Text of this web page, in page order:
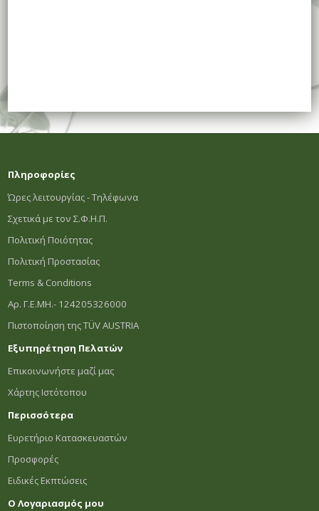
Πληροφορίες
Ώρες λειτουργίας - Τηλέφωνα
Σχετικά με τον Σ.Φ.Η.Π.
Πολιτική Ποιότητας
Πολιτική Προστασίας
Terms & Conditions
Αρ. Γ.Ε.ΜΗ.- 124205326000
Πιστοποίηση της TÜV AUSTRIA
Εξυπηρέτηση Πελατών
Επικοινωνήστε μαζί μας
Χάρτης Ιστότοπου
Περισσότερα
Ευρετήριο Κατασκευαστών
Προσφορές
Ειδικές Εκπτώσεις
Ο Λογαριασμός μου